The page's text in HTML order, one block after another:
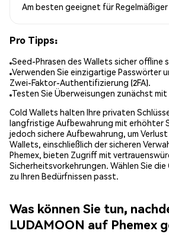
Am besten geeignet für
Pro Tipps:
Seed-Phrasen des Wallets sicher offline
Verwenden Sie einzigartige Passwörter
Zwei-Faktor-Authentifizierung (2FA).
Testen Sie Überweisungen zunächst
Cold Wallets halten Ihre privaten
langfristige Aufbewahrung mit erhöhter
jedoch sichere Aufbewahrung, um
Wallets, einschließlich der sicheren
Phemex, bieten Zugriff mit
Sicherheitsvorkehrungen. Wählen Sie
zu Ihren Bedürfnissen passt.
Was können Sie tun,
LUDAMOON auf Phemex